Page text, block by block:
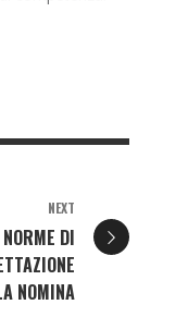
NEXT
DI
NOMINA